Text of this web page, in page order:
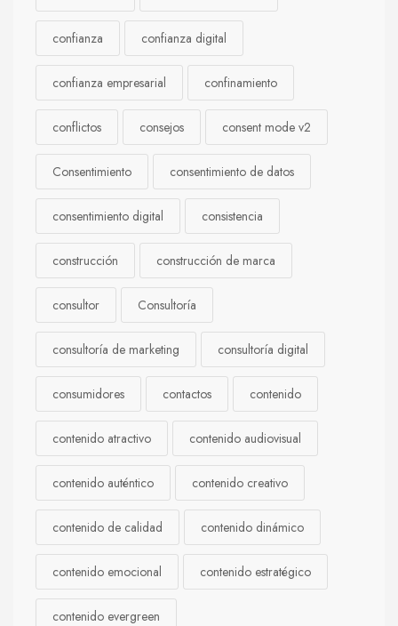
confianza confianza digital
confianza empresarial confinamiento
conflictos consejos consent mode v2
Consentimiento consentimiento de datos
consentimiento digital consistencia
construcción construcción de marca
consultor Consultoría
consultoría de marketing consultoría digital
consumidores contactos contenido
contenido atractivo contenido audiovisual
contenido auténtico contenido creativo
contenido de calidad contenido dinámico
contenido emocional contenido estratégico
contenido evergreen